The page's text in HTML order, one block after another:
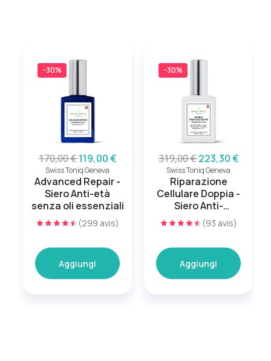
−30%
170,00 €119,00 €
Swiss Toniq Geneva
Advanced Repair -
Siero Anti-età
senza oli essenziali
(299 avis)
Aggiungi
−30%
319,00 €223,30 €
Swiss Toniq Geneva
Riparazione
Cellulare Doppia -
Siero Anti-
invecchiamento
(93 avis)
Aggiungi